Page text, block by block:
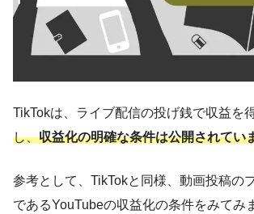
TikTokは、ライブ配信の投げ銭で収益を
し、収益化の明確な条件は公開されてい
参考として、TikTokと同様、動画投稿の
であるYouTubeの収益化の条件をみてみ